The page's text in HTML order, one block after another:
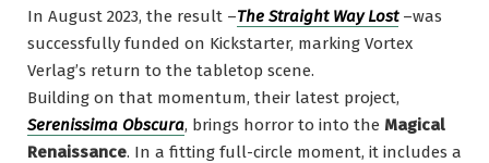
In August 2023, the result –The Straight Way Lost–was
successfully funded on Kickstarter, marking Vortex
Verlag’s return to the tabletop scene.
Building on that momentum, their latest project,
Serenissima Obscura, brings horror to into the Magical
Renaissance. In a fitting full-circle moment, it includes a